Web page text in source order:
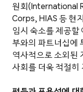
원회(International
Corps, HIAS 등 현
임시 숙소를 제공할
부와의 파트너십에
역사적으로 소외된
사회를 더욱 적절